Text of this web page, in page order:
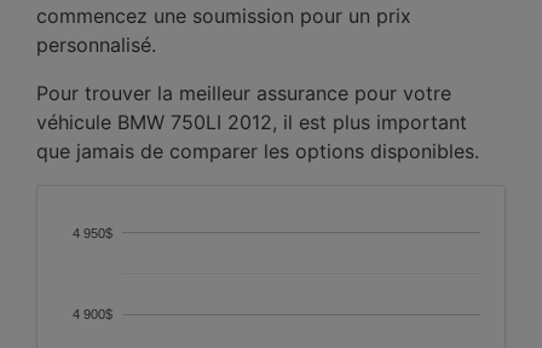
commencez une soumission pour un prix
personnalisé.
Pour trouver la meilleur assurance pour votre
véhicule BMW 750LI 2012, il est plus important
que jamais de comparer les options disponibles.
4 900$
4 950$